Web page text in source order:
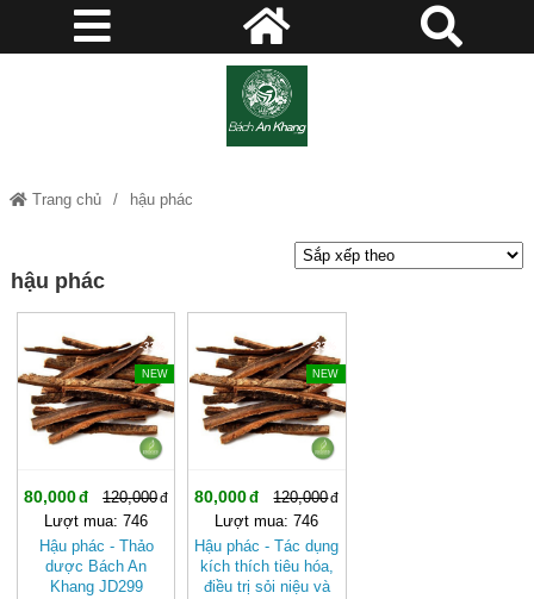
Trang chủ hậu phác
hậu phác
-33%
NEW
80,000
120,000
Lượt mua: 746
Hậu phác - Thảo
dược Bách An
Khang JD299
-33%
NEW
80,000
120,000
Lượt mua: 746
Hậu phác - Tác dụng
kích thích tiêu hóa,
điều trị sỏi niệu và